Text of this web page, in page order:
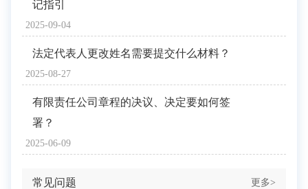
2025-09-04
记指引
2025-08-27
法定代表人更改姓名需要提交什么材料？
2025-06-09
有限责任公司章程的决议、决定要如何签
署？
常见问题 更多>